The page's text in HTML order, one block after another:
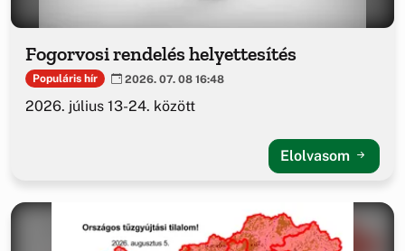
Fogorvosi rendelés helyettesítés
Populáris hír 2026. 07. 08 16:48
2026. július 13-24. között
Elolvasom